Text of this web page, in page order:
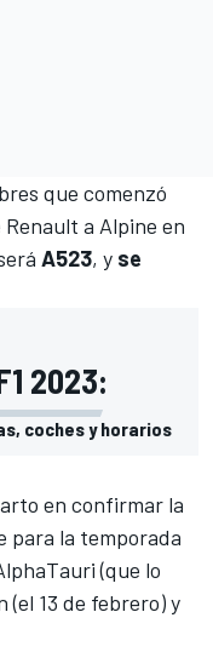
que comenzó
a Alpine en
A523, y se
2023:
coches y horarios
en confirmar la
para la temporada
(que lo
(el 13 de febrero) y